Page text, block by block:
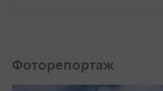
Фоторепортаж